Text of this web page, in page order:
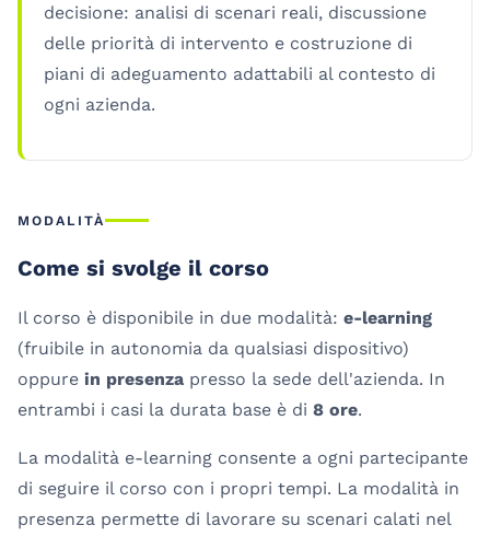
decisione: analisi di scenari reali, discussione
delle priorità di intervento e costruzione di
piani di adeguamento adattabili al contesto di
ogni azienda.
MODALITÀ
Come si svolge il corso
Il corso è disponibile in due modalità: e-learning
(fruibile in autonomia da qualsiasi dispositivo)
oppure in presenza presso la sede dell'azienda. In
entrambi i casi la durata base è di 8 ore.
La modalità e-learning consente a ogni partecipante
di seguire il corso con i propri tempi. La modalità in
presenza permette di lavorare su scenari calati nel